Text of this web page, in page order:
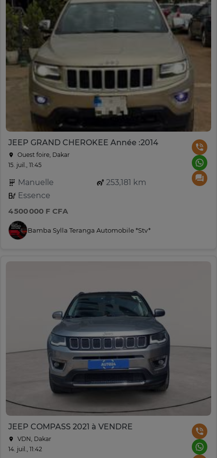
JEEP GRAND CHEROKEE Année :2014
Ouest foire, Dakar
15. juil., 11:45
Manuelle
253,181 km
Essence
4 500 000 F CFA
Bamba Sylla Teranga Automobile *Stv*
JEEP COMPASS 2021 à VENDRE
VDN, Dakar
14. juil., 11:42